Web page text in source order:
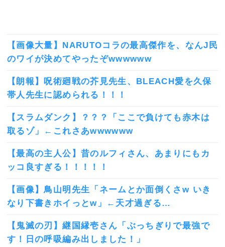
【画像大量】NARUTOコラの最高傑作を、なんJ民
のワイが決めてやったぞwwwwww
【朗報】呪術廻戦の芥見先生、BLEACH愛を久保
帯人先生に認められる！！！
【スラムダンク】？？？「ここで負けても赤木は
取るゾ」←これさあwwwwww
【最高の主人公】昔のルフィさん、あまりにもカ
ッコ良すぎる！！！！！
【画像】鳥山明先生「ネームとか面倒くさw いき
なり下書きホイっとw」←天才過ぎる…
【鬼滅の刃】継国縁壱さん「ぶっちぎりで最強で
す！日の呼吸編み出しました！」